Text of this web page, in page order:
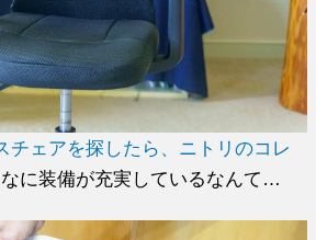
チェアを探したら、ニトリのコレ
に装備が充実しているなんて…